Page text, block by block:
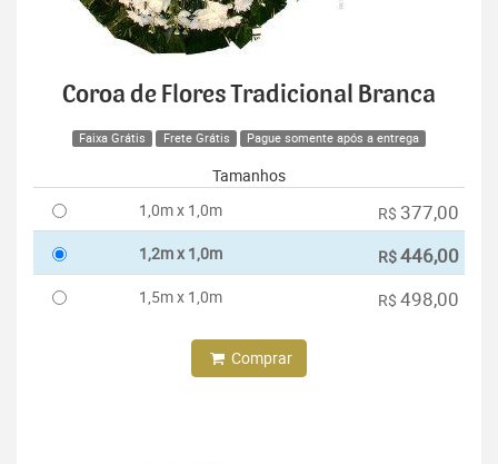
Coroa de Flores Tradicional Branca
Faixa Grátis Frete Grátis Pague somente após a entrega
Tamanhos
1,0m x 1,0m
R$ 377,00
1,2m x 1,0m R$446,00
1,5m x 1,0m R$ 498,00
Comprar